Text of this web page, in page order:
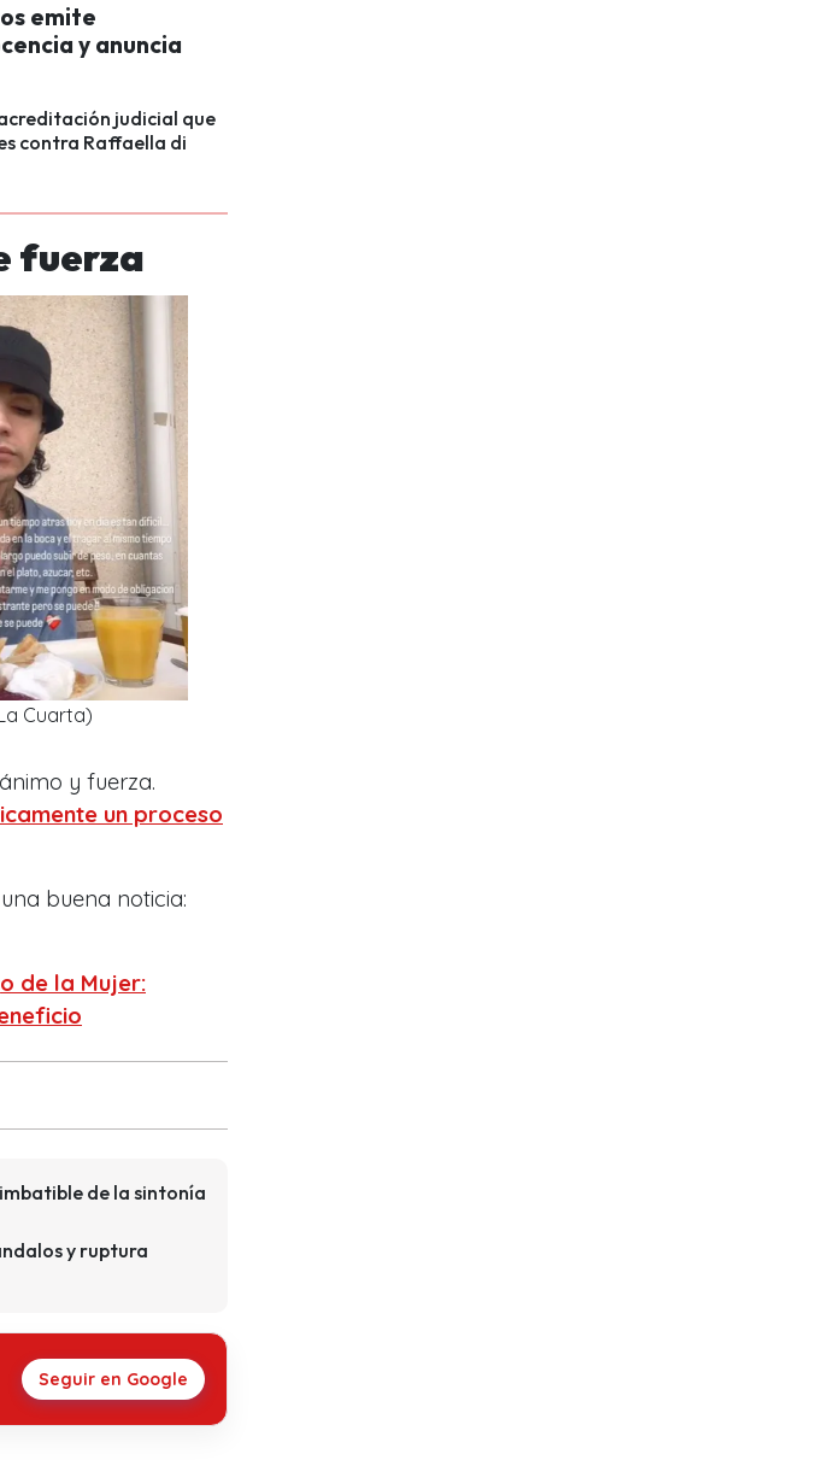
emite
y anuncia
judicial que
contra Raffaella di
fuerza
Cuarta)
y fuerza.
un proceso
buena noticia:
de la Mujer:
de la sintonía
y ruptura
Seguir en Google